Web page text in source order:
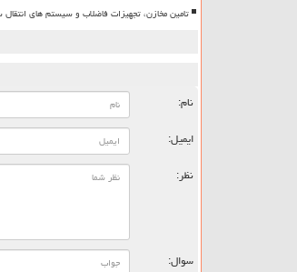
تامین مخازن، تجهیزات فاضلاب و سیستم های
نام:
ایمیل:
نظر:
سوال: